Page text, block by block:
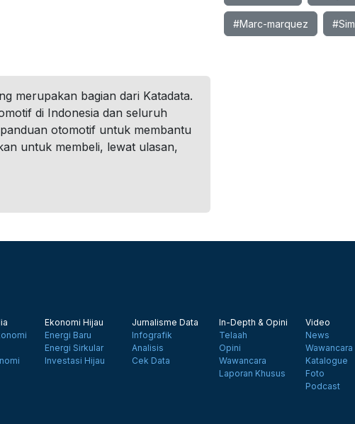
#Marc-marquez #Sim
merupakan bagian dari Katadata.
di Indonesia dan seluruh
otomotif untuk membantu
untuk membeli, lewat ulasan,
Ekonomi Hijau
Energi Baru
Energi Sirkular
Investasi Hijau
Jurnalisme Data
Infografik
Analisis
Cek Data
In-Depth & Opini
Telaah
Opini
Wawancara
Laporan Khusus
Video
News
Wawancara
Katalogue
Foto
Podcast